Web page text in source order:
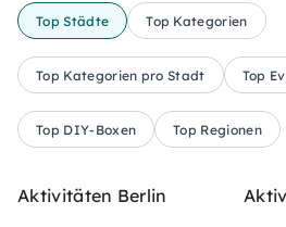
Top Städte Top Kategorien
Top Kategorien pro Stadt Top
Top DIY-Boxen Top Regionen
Aktivitäten Berlin